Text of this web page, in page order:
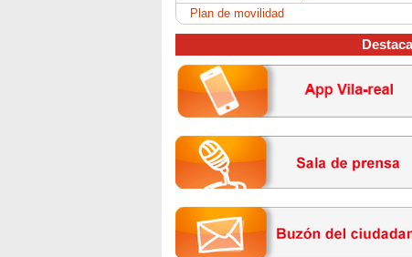
Plan de movilidad